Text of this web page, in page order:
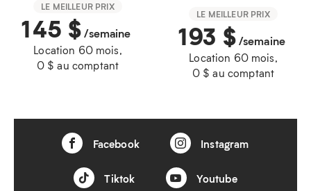
LE MEILLEUR PRIX
145 $/semaine
Location 60 mois,
0 $ au comptant
LE MEILLEUR PRIX
193 $/semaine
Location 60 mois,
0 $ au comptant
Facebook Instagram
Tiktok Youtube